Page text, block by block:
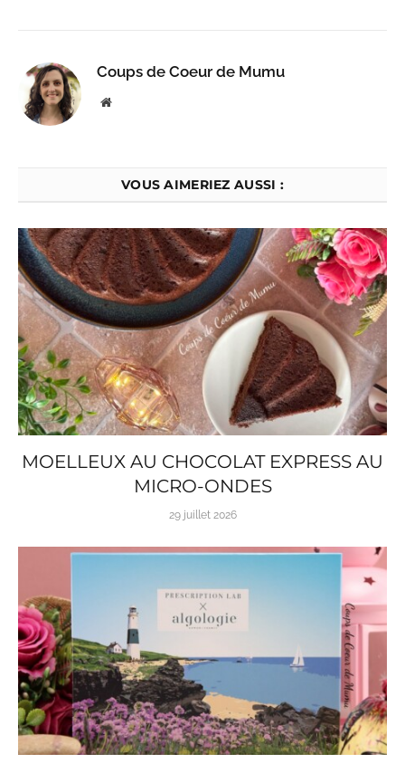
Coups de Coeur de Mumu
Website
VOUS AIMERIEZ AUSSI :
MOELLEUX AU CHOCOLAT EXPRESS AU
MICRO-ONDES
29 juillet 2026